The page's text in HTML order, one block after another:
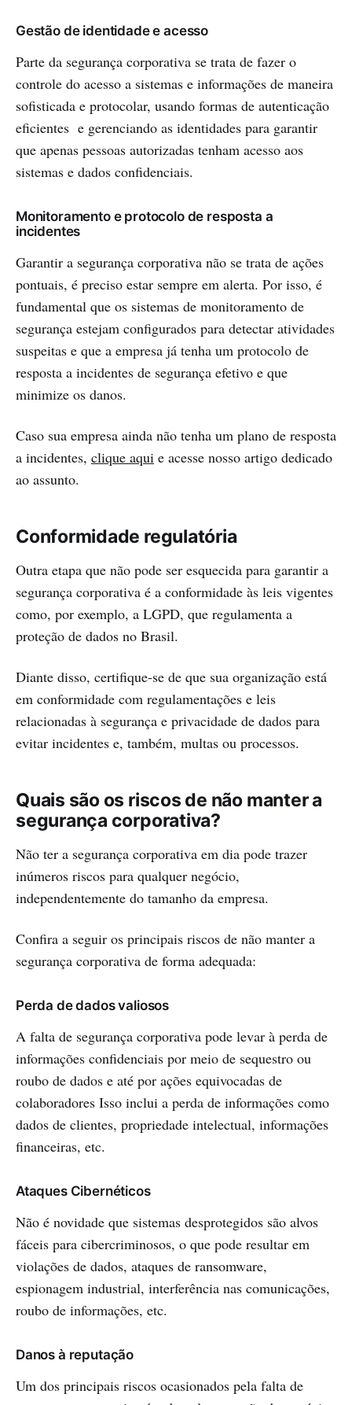
Gestão de identidade e acesso
Parte da segurança corporativa se trata de fazer o
controle do acesso a sistemas e informações de maneira
sofisticada e protocolar, usando formas de autenticação
eficientes e gerenciando as identidades para garantir
que apenas pessoas autorizadas tenham acesso aos
sistemas e dados confidenciais.
Monitoramento e protocolo de resposta a
incidentes
Garantir a segurança corporativa não se trata de ações
pontuais, é preciso estar sempre em alerta. Por isso, é
fundamental que os sistemas de monitoramento de
segurança estejam configurados para detectar atividades
suspeitas e que a empresa já tenha um protocolo de
resposta a incidentes de segurança efetivo e que
minimize os danos.
Caso sua empresa ainda não tenha um plano de resposta
a incidentes, clique aqui e acesse nosso artigo dedicado
ao assunto.
Conformidade regulatória
Outra etapa que não pode ser esquecida para garantir a
segurança corporativa é a conformidade às leis vigentes
como, por exemplo, a LGPD, que regulamenta a
proteção de dados no Brasil.
Diante disso, certifique-se de que sua organização está
em conformidade com regulamentações e leis
relacionadas à segurança e privacidade de dados para
evitar incidentes e, também, multas ou processos.
Quais são os riscos de não manter a
segurança corporativa?
Não ter a segurança corporativa em dia pode trazer
inúmeros riscos para qualquer negócio,
independentemente do tamanho da empresa.
Confira a seguir os principais riscos de não manter a
segurança corporativa de forma adequada:
Perda de dados valiosos
A falta de segurança corporativa pode levar à perda de
informações confidenciais por meio de sequestro ou
roubo de dados e até por ações equivocadas de
colaboradores Isso inclui a perda de informações como
dados de clientes, propriedade intelectual, informações
financeiras, etc.
Ataques Cibernéticos
Não é novidade que sistemas desprotegidos são alvos
fáceis para cibercriminosos, o que pode resultar em
violações de dados, ataques de ransomware,
espionagem industrial, interferência nas comunicações,
roubo de informações, etc.
Danos à reputação
Um dos principais riscos ocasionados pela falta de